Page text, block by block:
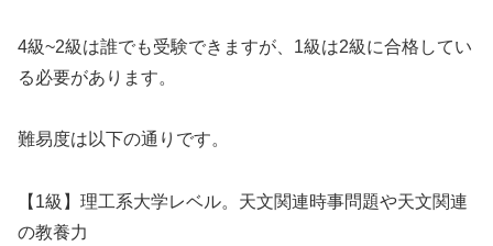
4級~2級は誰でも受験できますが、1級は2級に合格してい
る必要があります。
難易度は以下の通りです。
【1級】理工系大学レベル。天文関連時事問題や天文関連
の教養力